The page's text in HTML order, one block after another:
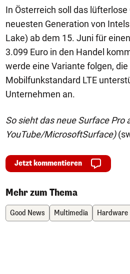
In Österreich soll das
neuesten Generation von
Lake) ab dem 15. Juni für
3.099 Euro in den Handel
werde eine Variante folgen, die
Mobilfunkstandard LTE
Unternehmen an.
So sieht das neue Surface Pro
YouTube/MicrosoftSurface)
Jetzt kommentieren
Mehr zum Thema
Good News Multimedia Hardware